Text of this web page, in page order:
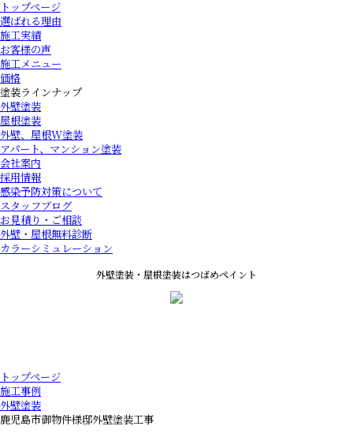
トップページ
選ばれる理由
施工実績
お客様の声
施工メニュー
価格
塗装ラインナップ
外壁塗装
屋根塗装
外壁、屋根W塗装
アパート、マンション塗装
会社案内
採用情報
感染予防対策について
スタッフブログ
お見積り・ご相談
外壁・屋根無料診断
カラーシミュレーション
外壁塗装・屋根塗装はつばめペイント
トップページ
施工事例
外壁塗装
鹿児島市御物件様邸外壁塗装工事